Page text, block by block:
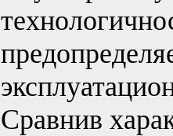
Сравнив